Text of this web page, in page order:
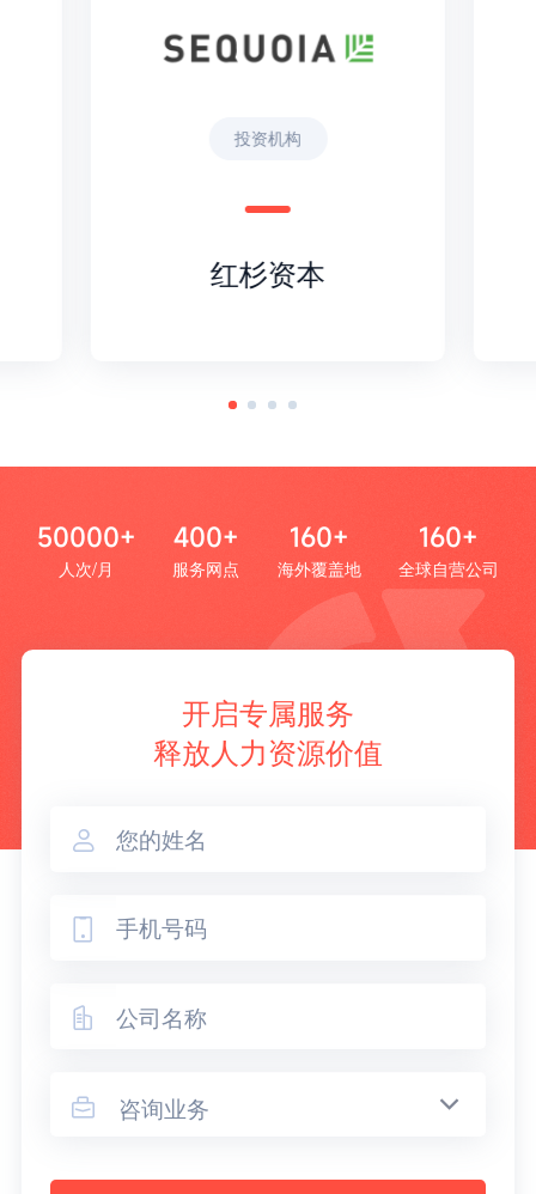
投资机构
红杉资本
50000+
人次/月
400+
服务网点
160+
海外覆盖地
160+
全球自营公司
开启专属服务
释放人力资源价值



 咨询业务